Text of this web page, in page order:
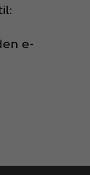
e-